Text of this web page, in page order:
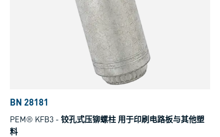
BN 28181
PEM® KFB3 - 铰孔式压铆螺柱 用于印刷电路板与其他塑
料